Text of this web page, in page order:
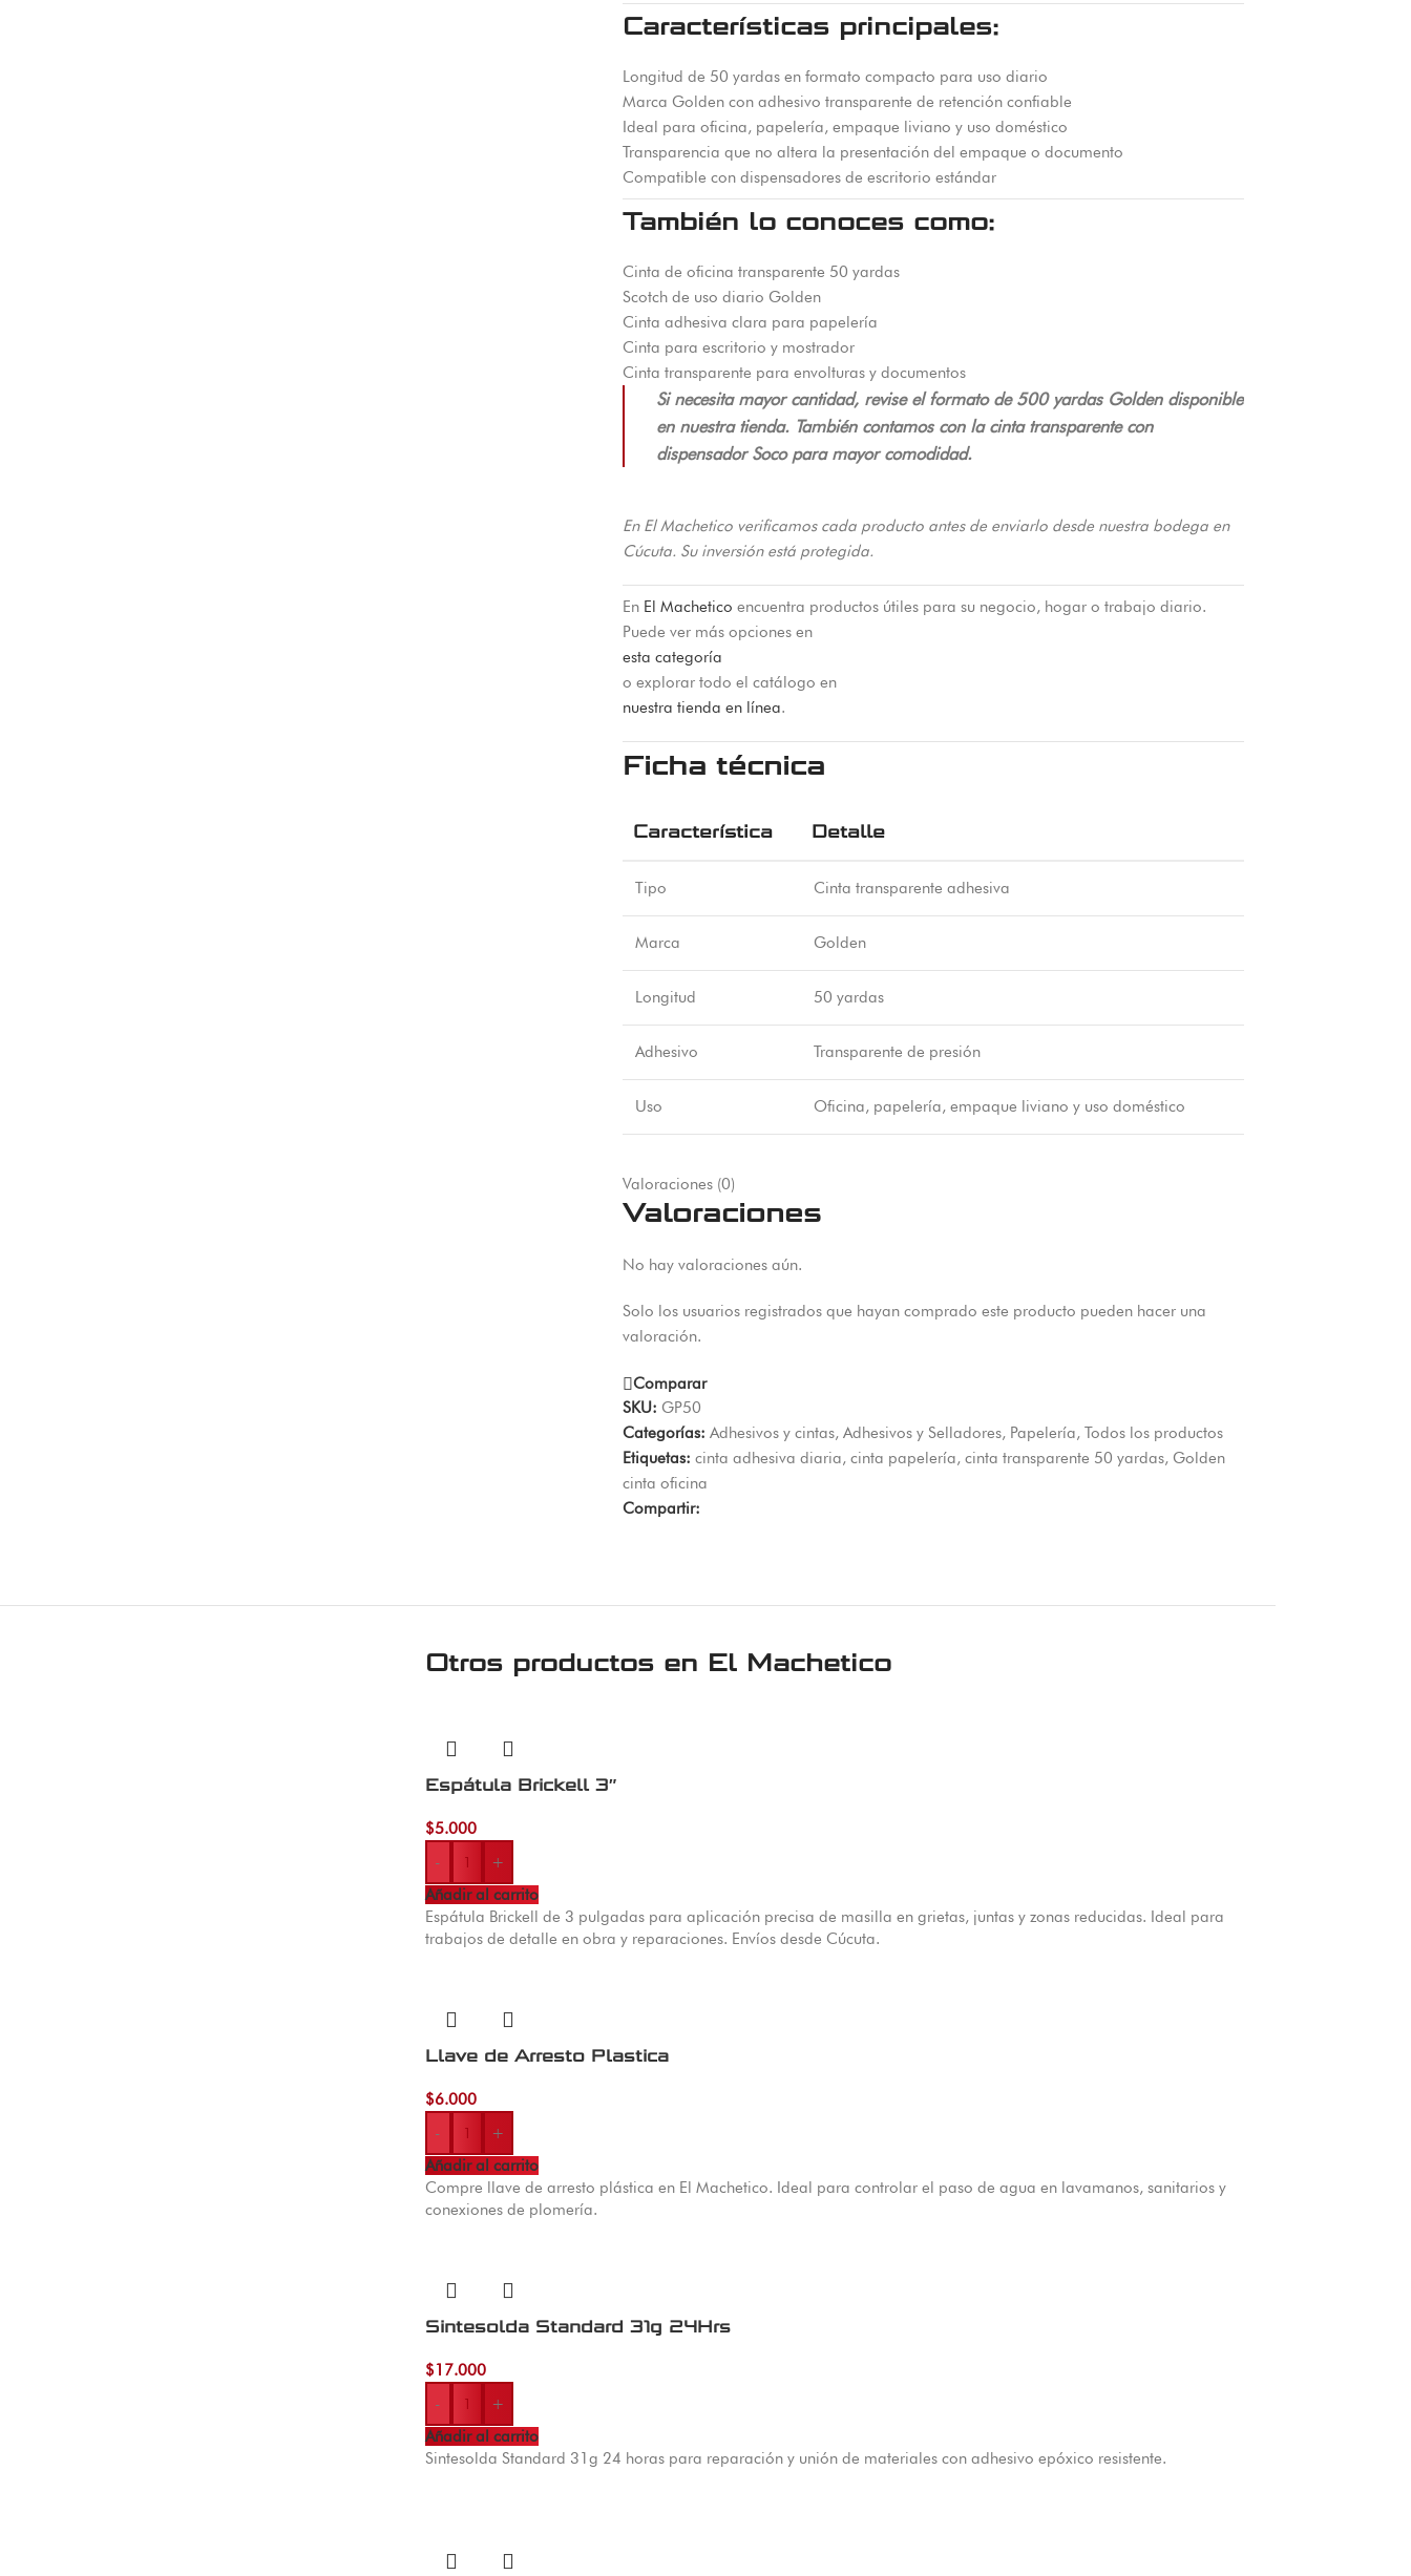
Características principales:
Longitud de 50 yardas en formato compacto para uso diario
Marca Golden con adhesivo transparente de retención confiable
Ideal para oficina, papelería, empaque liviano y uso doméstico
Transparencia que no altera la presentación del empaque o documento
Compatible con dispensadores de escritorio estándar
También lo conoces como:
Cinta de oficina transparente 50 yardas
Scotch de uso diario Golden
Cinta adhesiva clara para papelería
Cinta para escritorio y mostrador
Cinta transparente para envolturas y documentos
Si necesita mayor cantidad, revise el formato de 500 yardas Golden disponible
en nuestra tienda. También contamos con la cinta transparente con
dispensador Soco para mayor comodidad.
En El Machetico verificamos cada producto antes de enviarlo desde nuestra bodega en
Cúcuta. Su inversión está protegida.
En El Machetico encuentra productos útiles para su negocio, hogar o trabajo diario.
Puede ver más opciones en
esta categoría
o explorar todo el catálogo en
nuestra tienda en línea.
Ficha técnica
Característica Detalle
Tipo Cinta transparente adhesiva
Marca Golden
Longitud 50 yardas
Adhesivo Transparente de presión
Uso Oficina, papelería, empaque liviano y uso doméstico
Valoraciones (0)
Valoraciones
No hay valoraciones aún.
Solo los usuarios registrados que hayan comprado este producto pueden hacer una
valoración.
Comparar
SKU: GP50
Categorías: Adhesivos y cintas, Adhesivos y Selladores, Papelería, Todos los productos
Etiquetas: cinta adhesiva diaria, cinta papelería, cinta transparente 50 yardas, Golden
cinta oficina
Compartir:
Otros productos en El Machetico
Espátula Brickell 3″
$5.000
-
+
Añadir al carrito
Espátula Brickell de 3 pulgadas para aplicación precisa de masilla en grietas, juntas y zonas reducidas. Ideal para
trabajos de detalle en obra y reparaciones. Envíos desde Cúcuta.
Llave de Arresto Plastica
$6.000
-
+
Añadir al carrito
Compre llave de arresto plástica en El Machetico. Ideal para controlar el paso de agua en lavamanos, sanitarios y
conexiones de plomería.
Sintesolda Standard 31g 24Hrs
$17.000
-
+
Añadir al carrito
Sintesolda Standard 31g 24 horas para reparación y unión de materiales con adhesivo epóxico resistente.